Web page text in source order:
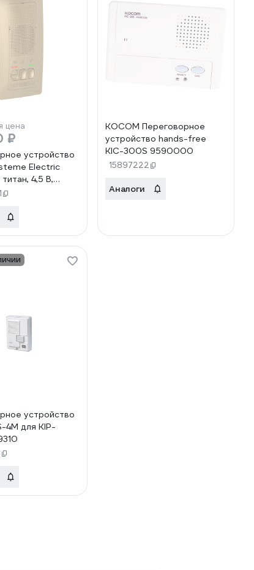
цена
₽
устройство
Electric
4,5 В,
6 шт,
KOCOM Переговорное
устройство hands-free
KIC-300S 9590000
15897222
Аналоги
устройство
4M для KIP-